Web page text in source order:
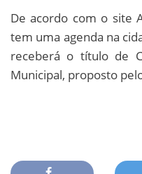
De acordo com o site
tem uma agenda na
receberá o título de
Municipal, proposto